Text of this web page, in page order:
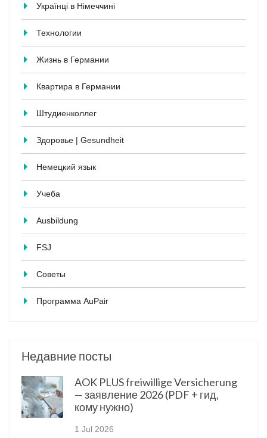
Українці в Німеччині
Технологии
Жизнь в Германии
Квартира в Германии
Штудиенколлег
Здоровье | Gesundheit
Немецкий язык
Учеба
Ausbildung
FSJ
Советы
Программа AuPair
Недавние посты
AOK PLUS freiwillige Versicherung
— заявление 2026 (PDF + гид,
кому нужно)
1 Jul 2026